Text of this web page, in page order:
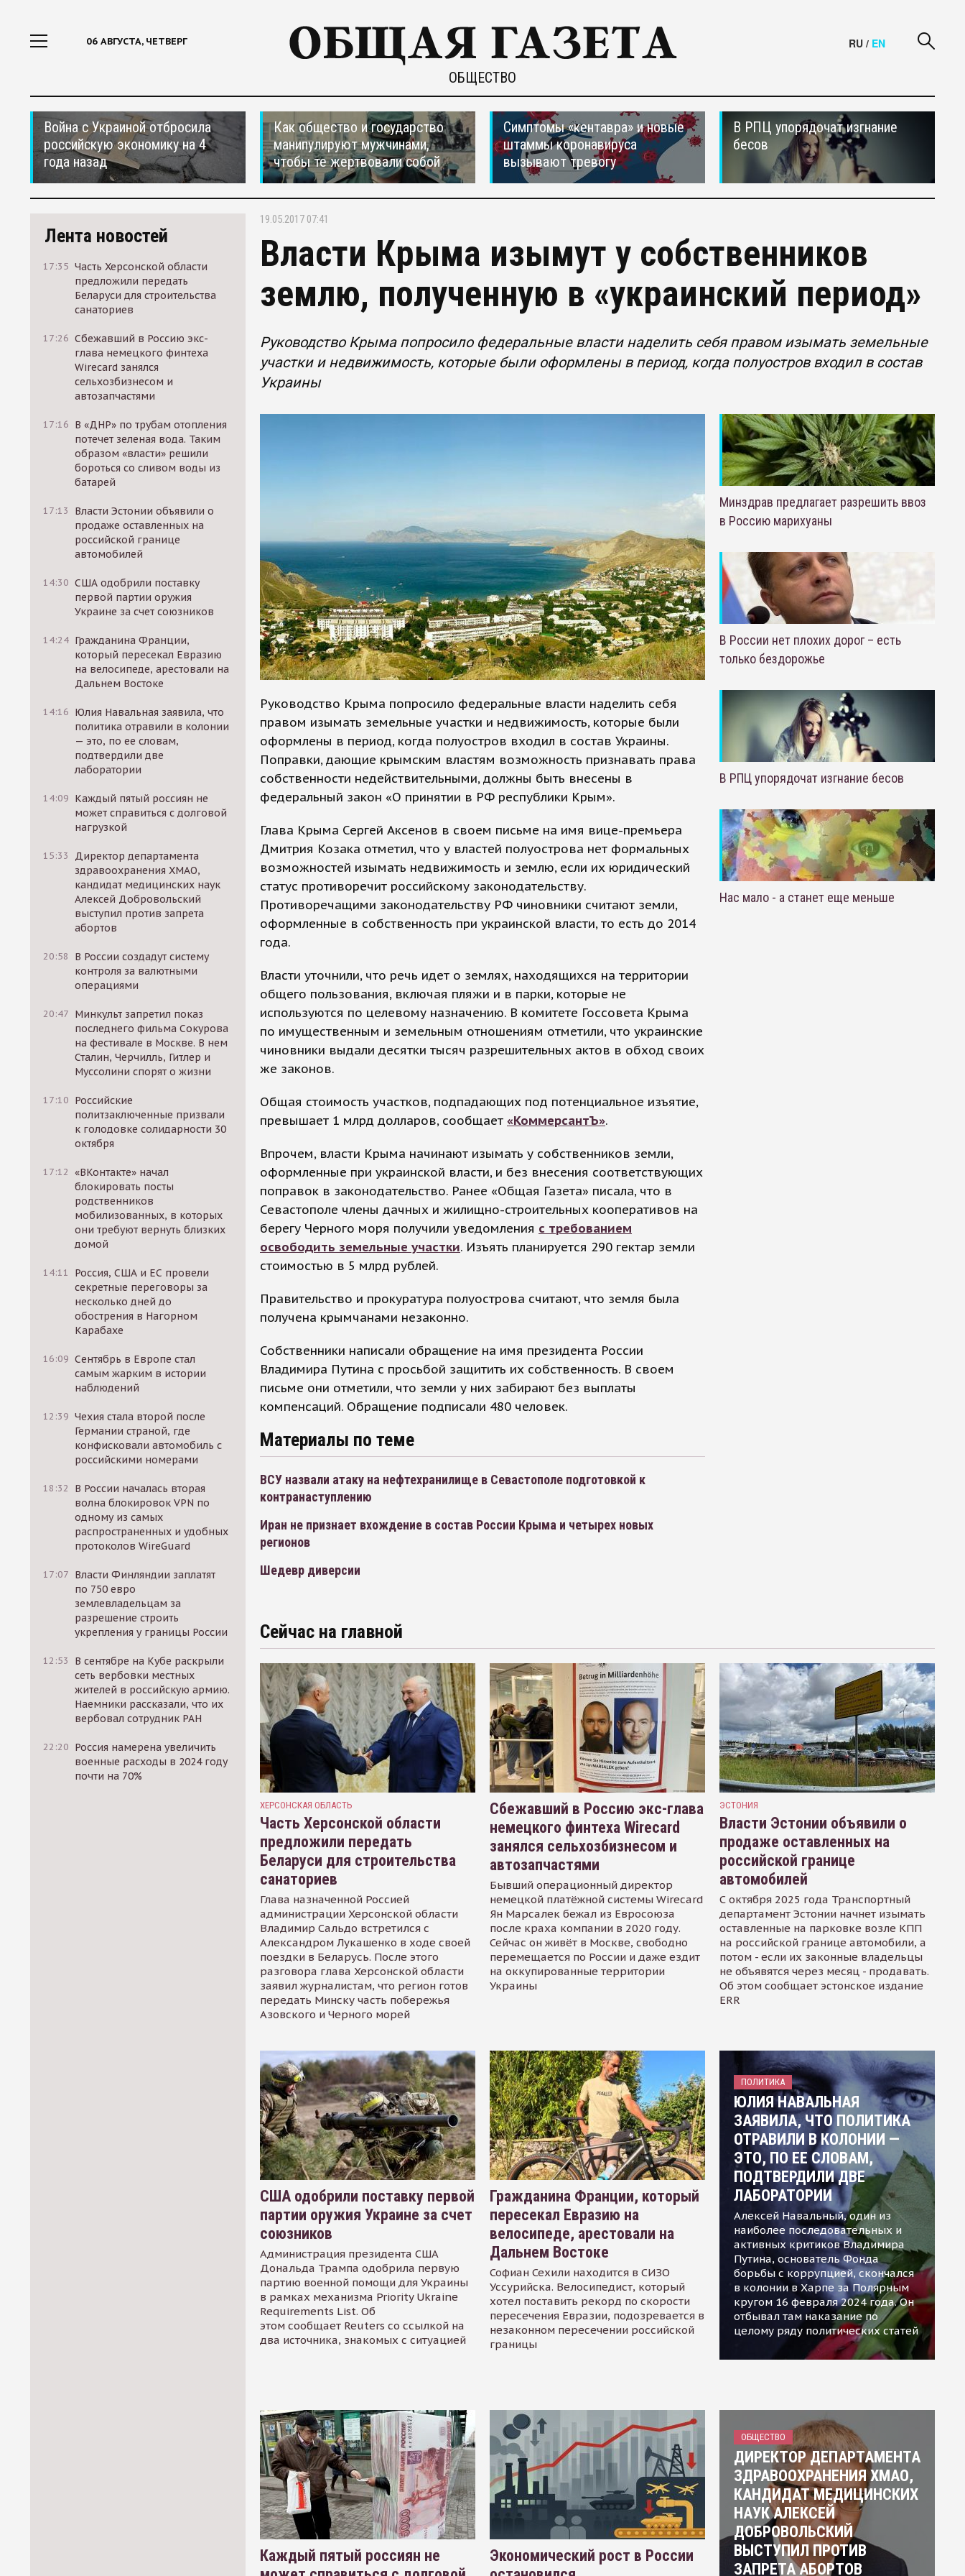
06 АВГУСТА, ЧЕТВЕРГ
ОБЩЕСТВО
RU / EN
Война с Украиной отбросила
российскую экономику на 4
года назад
Как общество и государство
манипулируют мужчинами,
чтобы те жертвовали собой
Симптомы «кентавра» и новые
штаммы коронавируса
вызывают тревогу
В РПЦ упорядочат изгнание
бесов
Лента новостей
17:35 Часть Херсонской области
предложили передать
Беларуси для строительства
санаториев
17:26 Сбежавший в Россию экс-
глава немецкого финтеха
Wirecard занялся
сельхозбизнесом и
автозапчастями
17:16 В «ДНР» по трубам отопления
потечет зеленая вода. Таким
образом «власти» решили
бороться со сливом воды из
батарей
17:13
Власти Эстонии объявили о
продаже оставленных на
российской границе
автомобилей
14:30 США одобрили поставку
первой партии оружия
Украине за счет союзников
14:24 Гражданина Франции,
который пересекал Евразию
на велосипеде, арестовали на
Дальнем Востоке
14:16 Юлия Навальная заявила, что
политика отравили в колонии
— это, по ее словам,
подтвердили две
лаборатории
14:09 Каждый пятый россиян не
может справиться с долговой
нагрузкой
15:33
Директор департамента
здравоохранения ХМАО,
кандидат медицинских наук
Алексей Добровольский
выступил против запрета
абортов
20:58
В России создадут систему
контроля за валютными
операциями
20:47 Минкульт запретил показ
последнего фильма Сокурова
на фестивале в Москве. В нем
Сталин, Черчилль, Гитлер и
Муссолини спорят о жизни
17:10 Российские
политзаключенные призвали
к голодовке солидарности 30
октября
17:12 «ВКонтакте» начал
блокировать посты
родственников
мобилизованных, в которых
они требуют вернуть близких
домой
14:11
Россия, США и ЕС провели
секретные переговоры за
несколько дней до
обострения в Нагорном
Карабахе
16:09 Сентябрь в Европе стал
самым жарким в истории
наблюдений
12:39 Чехия стала второй после
Германии страной, где
конфисковали автомобиль с
российскими номерами
18:32
В России началась вторая
волна блокировок VPN по
одному из самых
распространенных и удобных
протоколов WireGuard
17:07 Власти Финляндии заплатят
по 750 евро
землевладельцам за
разрешение строить
укрепления у границы России
12:53
В сентябре на Кубе раскрыли
сеть вербовки местных
жителей в российскую армию.
Наемники рассказали, что их
вербовал сотрудник РАН
22:20 Россия намерена увеличить
военные расходы в 2024 году
почти на 70%
19.05.2017 07:41
Власти Крыма изымут у собственников
землю, полученную в «украинский период»
Руководство Крыма попросило федеральные власти наделить себя правом изымать земельные
участки и недвижимость, которые были оформлены в период, когда полуостров входил в состав
Украины
Руководство Крыма попросило федеральные власти наделить себя
правом изымать земельные участки и недвижимость, которые были
оформлены в период, когда полуостров входил в состав Украины.
Поправки, дающие крымским властям возможность признавать права
собственности недействительными, должны быть внесены в
федеральный закон «О принятии в РФ республики Крым».
Глава Крыма Сергей Аксенов в своем письме на имя вице-премьера
Дмитрия Козака отметил, что у властей полуострова нет формальных
возможностей изымать недвижимость и землю, если их юридический
статус противоречит российскому законодательству.
Противоречащими законодательству РФ чиновники считают земли,
оформленные в собственность при украинской власти, то есть до 2014
года.
Власти уточнили, что речь идет о землях, находящихся на территории
общего пользования, включая пляжи и в парки, которые не
используются по целевому назначению. В комитете Госсовета Крыма
по имущественным и земельным отношениям отметили, что украинские
чиновники выдали десятки тысяч разрешительных актов в обход своих
же законов.
Общая стоимость участков, подпадающих под потенциальное изъятие,
превышает 1 млрд долларов, сообщает «КоммерсантЪ».
Впрочем, власти Крыма начинают изымать у собственников земли,
оформленные при украинской власти, и без внесения соответствующих
поправок в законодательство. Ранее «Общая Газета» писала, что в
Севастополе члены дачных и жилищно-строительных кооперативов на
берегу Черного моря получили уведомления с требованием
освободить земельные участки. Изъять планируется 290 гектар земли
стоимостью в 5 млрд рублей.
Правительство и прокуратура полуострова считают, что земля была
получена крымчанами незаконно.
Собственники написали обращение на имя президента России
Владимира Путина с просьбой защитить их собственность. В своем
письме они отметили, что земли у них забирают без выплаты
компенсаций. Обращение подписали 480 человек.
Материалы по теме
ВСУ назвали атаку на нефтехранилище в Севастополе подготовкой к
контранаступлению
Иран не признает вхождение в состав России Крыма и четырех новых
регионов
Шедевр диверсии
Минздрав предлагает разрешить ввоз
в Россию марихуаны
В России нет плохих дорог – есть
только бездорожье
В РПЦ упорядочат изгнание бесов
Нас мало - а станет еще меньше
Сейчас на главной
ХЕРСОНСКАЯ ОБЛАСТЬ
Часть Херсонской области
предложили передать
Беларуси для строительства
санаториев
Глава назначенной Россией
администрации Херсонской области
Владимир Сальдо встретился с
Александром Лукашенко в ходе своей
поездки в Беларусь. После этого
разговора глава Херсонской области
заявил журналистам, что регион готов
передать Минску часть побережья
Азовского и Черного морей
Сбежавший в Россию экс-глава
немецкого финтеха Wirecard
занялся сельхозбизнесом и
автозапчастями
Бывший операционный директор
немецкой платёжной системы Wirecard
Ян Марсалек бежал из Евросоюза
после краха компании в 2020 году.
Сейчас он живёт в Москве, свободно
перемещается по России и даже ездит
на оккупированные территории
Украины
ЭСТОНИЯ
Власти Эстонии объявили о
продаже оставленных на
российской границе
автомобилей
С октября 2025 года Транспортный
департамент Эстонии начнет изымать
оставленные на парковке возле КПП
на российской границе автомобили, а
потом - если их законные владельцы
не объявятся через месяц - продавать.
Об этом сообщает эстонское издание
ERR
США одобрили поставку первой
партии оружия Украине за счет
союзников
Администрация президента США
Дональда Трампа одобрила первую
партию военной помощи для Украины
в рамках механизма Priority Ukraine
Requirements List. Об
этом сообщает Reuters со ссылкой на
два источника, знакомых с ситуацией
Гражданина Франции, который
пересекал Евразию на
велосипеде, арестовали на
Дальнем Востоке
Софиан Сехили находится в СИЗО
Уссурийска. Велосипедист, который
хотел поставить рекорд по скорости
пересечения Евразии, подозревается в
незаконном пересечении российской
границы
ПОЛИТИКА
ЮЛИЯ НАВАЛЬНАЯ
ЗАЯВИЛА, ЧТО ПОЛИТИКА
ОТРАВИЛИ В КОЛОНИИ —
ЭТО, ПО ЕЕ СЛОВАМ,
ПОДТВЕРДИЛИ ДВЕ
ЛАБОРАТОРИИ
Алексей Навальный, один из
наиболее последовательных и
активных критиков Владимира
Путина, основатель Фонда
борьбы с коррупцией, скончался
в колонии в Харпе за Полярным
кругом 16 февраля 2024 года. Он
отбывал там наказание по
целому ряду политических статей
Каждый пятый россиян не
Экономический рост в России
ОБЩЕСТВО
ДИРЕКТОР ДЕПАРТАМЕНТА
ЗДРАВООХРАНЕНИЯ ХМАО,
КАНДИДАТ МЕДИЦИНСКИХ
НАУК АЛЕКСЕЙ
ДОБРОВОЛЬСКИЙ
ВЫСТУПИЛ ПРОТИВ
ЗАПРЕТА АБОРТОВ